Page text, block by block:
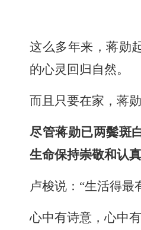
这么多年来，蒋勋
的心灵回归自然。
而且只要在家，蒋
尽管蒋勋已两鬓斑
生命保持崇敬和认
卢梭说：“生活得
心中有诗意，心中